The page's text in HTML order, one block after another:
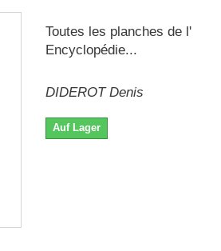
Toutes les planches de l'
Encyclopédie...
DIDEROT Denis
Auf Lager